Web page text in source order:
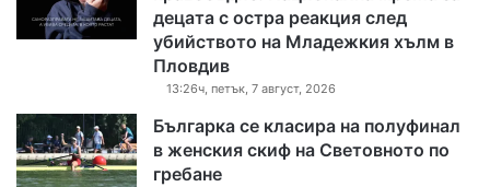
децата с остра реакция след
убийството на Младежкия хълм в
Пловдив
13:26ч, петък, 7 август, 2026
Българка се класира на полуфинал
в женския скиф на Световното по
гребане